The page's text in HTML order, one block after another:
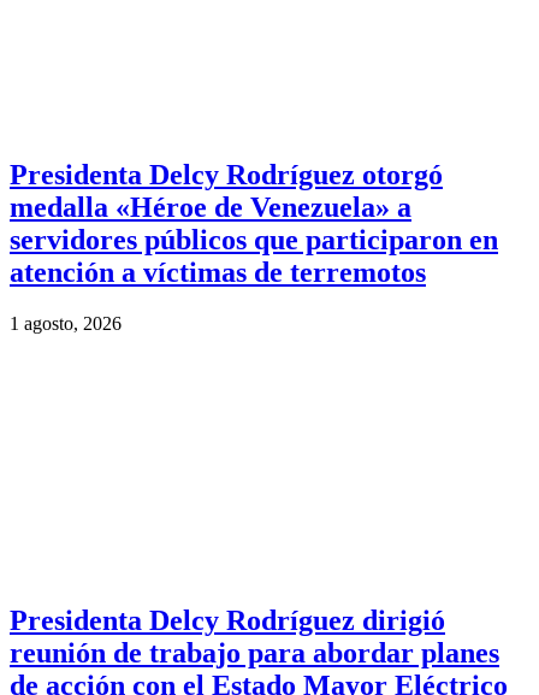
Presidenta Delcy Rodríguez otorgó
medalla «Héroe de Venezuela» a
servidores públicos que participaron en
atención a víctimas de terremotos
1 agosto, 2026
Presidenta Delcy Rodríguez dirigió
reunión de trabajo para abordar planes
de acción con el Estado Mayor Eléctrico